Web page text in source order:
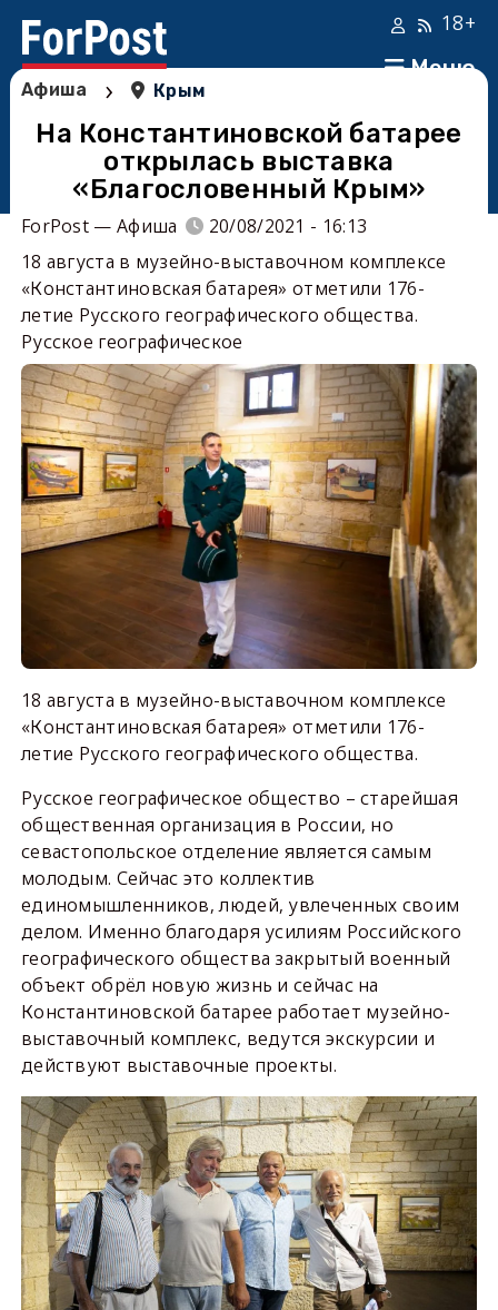
Меню
18+
Афиша › Крым
На Константиновской батарее
открылась выставка
«Благословенный Крым»
ForPost — Афиша
20/08/2021 - 16:13
18 августа в музейно-выставочном комплексе
«Константиновская батарея» отметили 176-
летие Русского географического общества.
Русское географическое
18 августа в музейно-выставочном комплексе
«Константиновская батарея» отметили 176-
летие Русского географического общества.
Русское географическое общество – старейшая
общественная организация в России, но
севастопольское отделение является самым
молодым. Сейчас это коллектив
единомышленников, людей, увлеченных своим
делом. Именно благодаря усилиям Российского
географического общества закрытый военный
объект обрёл новую жизнь и сейчас на
Константиновской батарее работает музейно-
выставочный комплекс, ведутся экскурсии и
действуют выставочные проекты.